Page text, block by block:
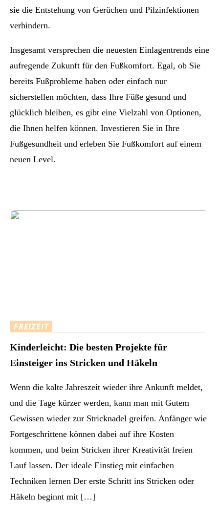
sie die Entstehung von Gerüchen und Pilzinfektionen
verhindern.
Insgesamt versprechen die neuesten Einlagentrends eine
aufregende Zukunft für den Fußkomfort. Egal, ob Sie
bereits Fußprobleme haben oder einfach nur
sicherstellen möchten, dass Ihre Füße gesund und
glücklich bleiben, es gibt eine Vielzahl von Optionen,
die Ihnen helfen können. Investieren Sie in Ihre
Fußgesundheit und erleben Sie Fußkomfort auf einem
neuen Level.
FREIZEIT
Kinderleicht: Die besten Projekte für
Einsteiger ins Stricken und Häkeln
Wenn die kalte Jahreszeit wieder ihre Ankunft meldet,
und die Tage kürzer werden, kann man mit Gutem
Gewissen wieder zur Stricknadel greifen. Anfänger wie
Fortgeschrittene können dabei auf ihre Kosten
kommen, und beim Stricken ihrer Kreativität freien
Lauf lassen. Der ideale Einstieg mit einfachen
Techniken lernen Der erste Schritt ins Stricken oder
Häkeln beginnt mit […]